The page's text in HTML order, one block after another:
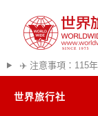
✈️ 注意事項：115
世界旅行社